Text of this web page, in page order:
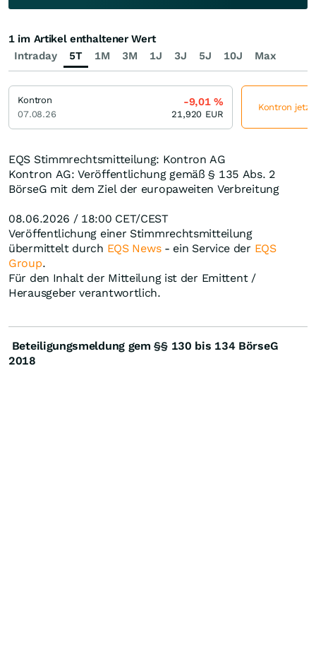
EQS Stimmrechtsmitteilung: Kontron AG
Kontron AG: Veröffentlichung gemäß § 135 Abs. 2
BörseG mit dem Ziel der europaweiten Verbreitung
08.06.2026 / 18:00 CET/CEST
Veröffentlichung einer Stimmrechtsmitteilung
übermittelt durch EQS News- ein Service der EQS
Group.
Für den Inhalt der Mitteilung ist der Emittent /
Herausgeber verantwortlich.
Beteiligungsmeldung gem §§ 130 bis 134 BörseG
2018
Intraday 5T 1M 3M 1J 3J 5J 10J Max
1 im Artikel enthaltener Wert
Kontron
07.08.26
-9,01%
21,920 EUR
Kontron jetzt